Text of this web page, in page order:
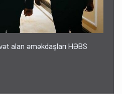
alan əməkdaşları HƏBS